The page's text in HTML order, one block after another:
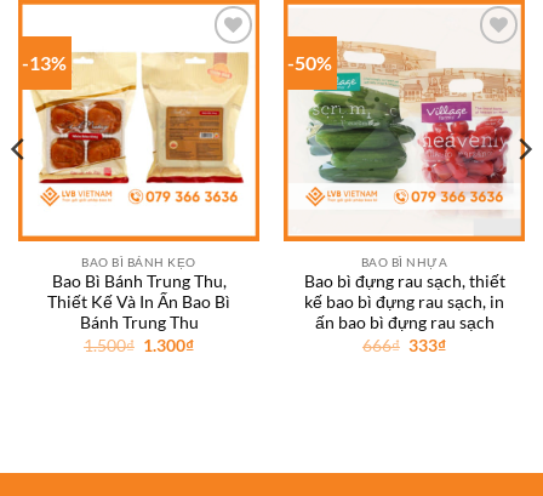
-13%
Add to
wishlist
BAO BÌ BÁNH KẸO
Bao Bì Bánh Trung Thu,
Thiết Kế Và In Ấn Bao Bì
Bánh Trung Thu
1.500₫ Giá
1.300₫Giá
-50%
wishlist
BAO BÌ NHỰA
Bao bì đựng rau sạch, thiết
kế bao bì đựng rau sạch, in
ấn bao bì đựng rau sạch
666₫ Giá
333₫Giá